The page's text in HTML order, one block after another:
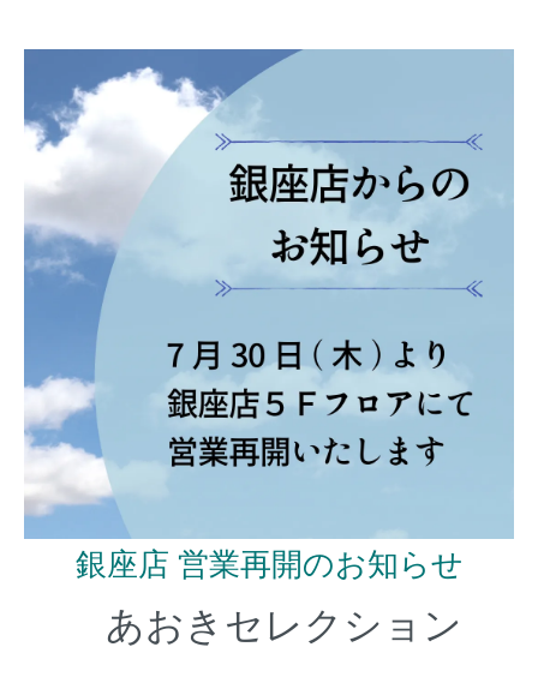
銀座店 営業再開のお知らせ
あおきセレクション